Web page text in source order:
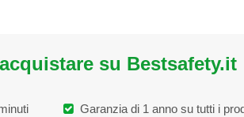
su Bestsafety.it
Garanzia di 1 anno su tutti i